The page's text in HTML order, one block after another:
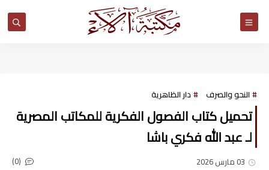
النحو والصرف دار الظاهرية
تحميل كتاب الفصول الفكرية للمكاتب المصرية
لـ عبد الله فكري باشا
03 مارس 2026 (0)